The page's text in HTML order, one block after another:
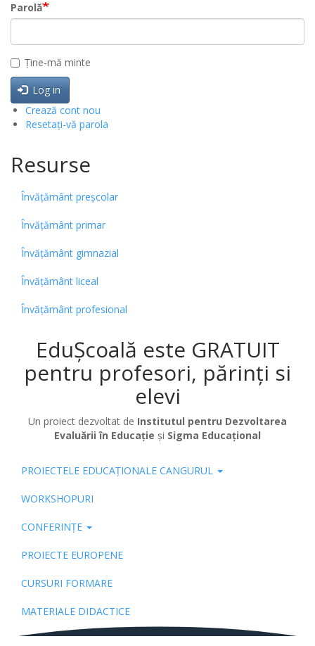
Parolă
Ține-mă minte
Log in
Crează cont nou
Resetați-vă parola
Resurse
Învățământ preșcolar
Învățământ primar
Învățământ gimnazial
Învățământ liceal
Învățământ profesional
EduȘcoală este GRATUIT
pentru profesori, părinți si
elevi
Un proiect dezvoltat de Institutul pentru Dezvoltarea
Evaluării în Educație și Sigma Educațional
Pub
PROIECTELE EDUCAȚIONALE CANGURUL
WORKSHOPURI
CONFERINȚE
PROIECTE EUROPENE
CURSURI FORMARE
MATERIALE DIDACTICE